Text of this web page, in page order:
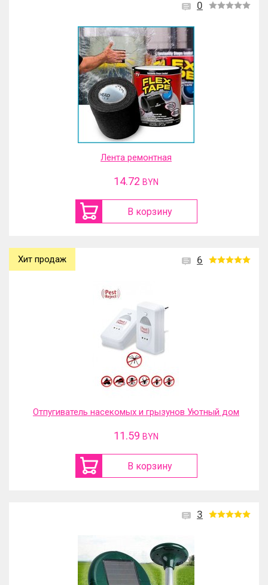
0
Лента ремонтная
14.72 BYN
В корзину
6
Хит продаж
Отпугиватель насекомых и грызунов Уютный дом
11.59 BYN
В корзину
3